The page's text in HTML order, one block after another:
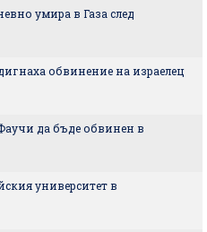
умира в Газа след
обвинение на израелец
да бъде обвинен в
университет в